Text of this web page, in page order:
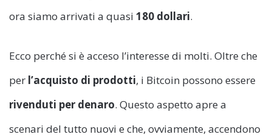
ora siamo arrivati a quasi 180 dollari.
Ecco perché si è acceso l’interesse di molti. Oltre che
per l’acquisto di prodotti, i Bitcoin possono essere
rivenduti per denaro. Questo aspetto apre a
scenari del tutto nuovi e che, ovviamente, accendono